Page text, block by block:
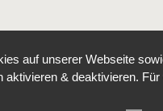
auf unserer Webseite
aktivieren & deaktivieren.